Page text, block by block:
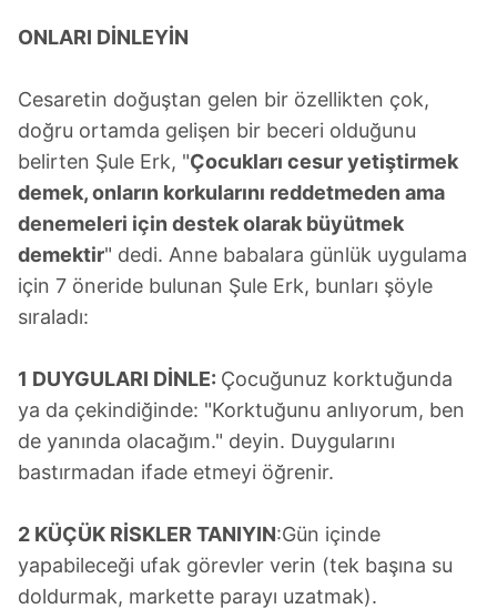
ONLARI DİNLEYİN
Cesaretin doğuştan gelen bir özellikten çok,
doğru ortamda gelişen bir beceri olduğunu
belirten Şule Erk, "Çocukları cesur yetiştirmek
demek, onların korkularını reddetmeden ama
denemeleri için destek olarak büyütmek
demektir" dedi. Anne babalara günlük uygulama
için 7 öneride bulunan Şule Erk, bunları şöyle
sıraladı:
1 DUYGULARI DİNLE: Çocuğunuz korktuğunda
ya da çekindiğinde: "Korktuğunu anlıyorum, ben
de yanında olacağım." deyin. Duygularını
bastırmadan ifade etmeyi öğrenir.
2 KÜÇÜK RİSKLER TANIYIN:Gün içinde
yapabileceği ufak görevler verin (tek başına su
doldurmak, markette parayı uzatmak).